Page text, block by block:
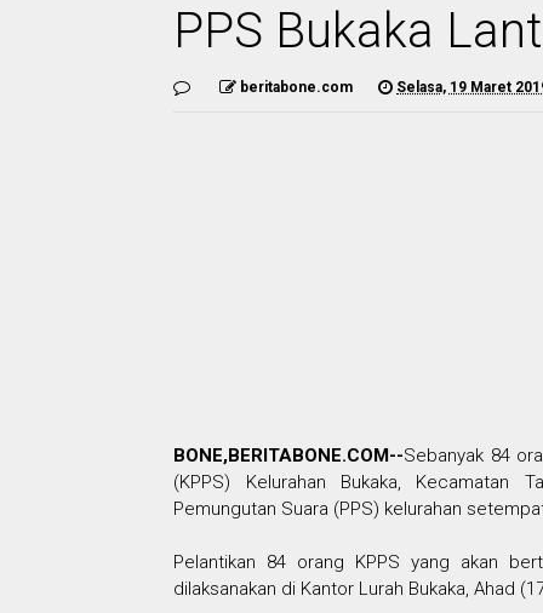
PPS Bukaka
beritabone.com Selasa, 19 Maret
BONE,BERITABONE.COM--Sebanyak 84
(KPPS) Kelurahan Bukaka, Kecamatan
Pemungutan Suara (PPS) kelurahan
Pelantikan 84 orang KPPS yang akan
dilaksanakan di Kantor Lurah Bukaka, Ahad